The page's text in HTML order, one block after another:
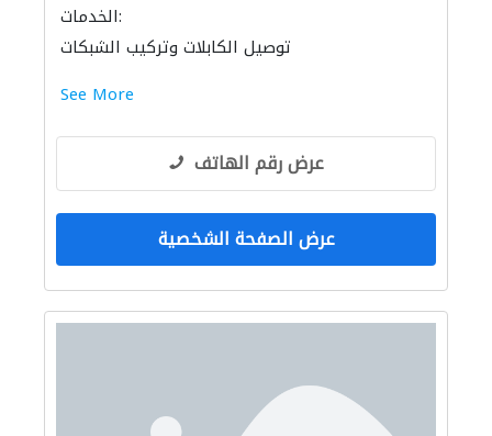
الخدمات:
توصيل الكابلات وتركيب الشبكات
See More
عرض رقم الهاتف
عرض الصفحة الشخصية